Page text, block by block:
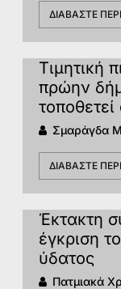
ΔΙΑΒΆΣΤΕ
Τιμητική
πρώην
Σμαράγδα
ΔΙΑΒΆΣΤΕ
Έκτακτη
έγκριση
ύδατος
Πατμιακά